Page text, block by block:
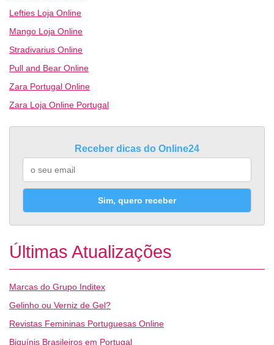
Lefties Loja Online
Mango Loja Online
Stradivarius Online
Pull and Bear Online
Zara Portugal Online
Zara Loja Online Portugal
Receber dicas do Online24
Sim, quero receber
Últimas Atualizações
Marcas do Grupo Inditex
Gelinho ou Verniz de Gel?
Revistas Femininas Portuguesas Online
Biquínis Brasileiros em Portugal